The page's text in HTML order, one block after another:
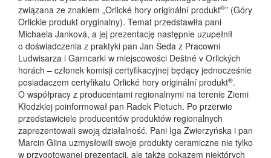
związana ze znakiem „Orlické hory originální produkt®” (Góry
Orlickie produkt oryginalny). Temat przedstawiła pani
Michaela Janková, a jej prezentację następnie uzupełnił
o doświadczenia z praktyki pan Jan Šeda z Pracowni
Ludwisarza i Garncarki w miejscowości Deštné v Orlických
horách – członek komisji certyfikacyjnej będący jednocześnie
posiadaczem certyfikatu Orlické hory originální produkt®.
O współpracy z producentami regionalnymi na terenie Ziemi
Kłodzkiej poinformował pan Radek Pietuch. Po przerwie
przedstawiciele producentów produktów regionalnych
zaprezentowali swoją działalność. Pani Iga Zwierzyńska i pan
Marcin Glina uzmysłowili swoje produkty ceramiczne nie tylko
w przygotowanej prezentacji, ale także pokazem niektórych